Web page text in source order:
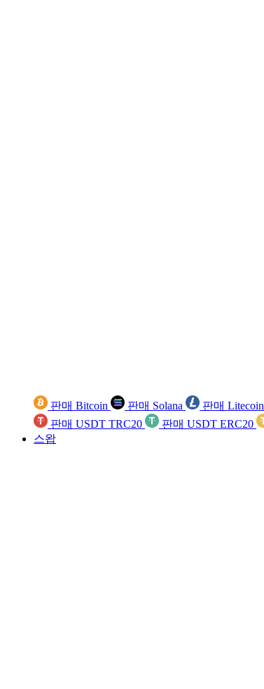
판매 Bitcoin 판매 Solana 판매 Litecoin
판매 USDT TRC20
판매 USDT ERC20
스왑